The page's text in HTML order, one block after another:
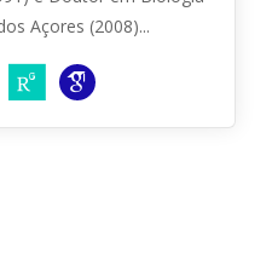
Açores (2008)...